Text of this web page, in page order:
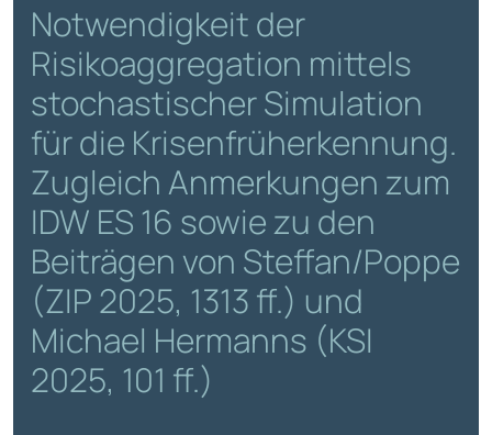
Notwendigkeit der
Risikoaggregation mittels
stochastischer Simulation
für die Krisenfrüherkennung.
Zugleich Anmerkungen zum
IDW ES 16 sowie zu den
Beiträgen von Steffan/Poppe
(ZIP 2025, 1313 ff.) und
Michael Hermanns (KSI
2025, 101 ff.)